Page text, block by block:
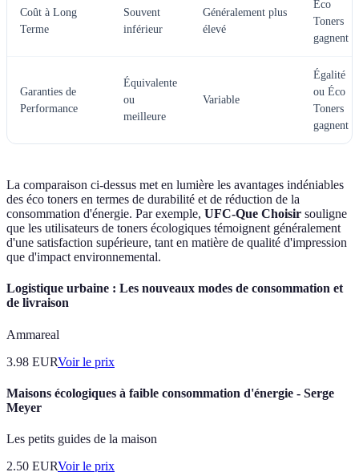
Coût à Long
Terme
Souvent
inférieur
Généralement plus
élevé
Éco
Toners
gagnent
Garanties de
Performance
Équivalente
ou
meilleure
Variable
Égalité
ou Éco
Toners
gagnent
La comparaison ci-dessus met en lumière les avantages indéniables
des éco toners en termes de durabilité et de réduction de la
consommation d'énergie. Par exemple, UFC-Que Choisir souligne
que les utilisateurs de toners écologiques témoignent généralement
d'une satisfaction supérieure, tant en matière de qualité d'impression
que d'impact environnemental.
Logistique urbaine : Les nouveaux modes de consommation et
de livraison
Ammareal
3.98 EURVoir le prix
Maisons écologiques à faible consommation d'énergie - Serge
Meyer
Les petits guides de la maison
2.50 EURVoir le prix